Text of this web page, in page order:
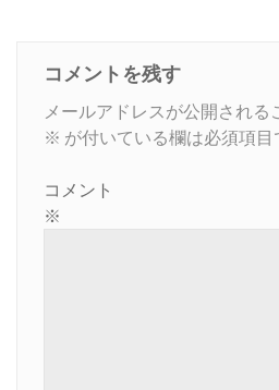
コメントを残す
メールアドレスが公開される
※ が付いている欄は必須項目
コメント
※